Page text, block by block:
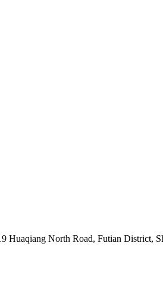
North Road, Futian District,